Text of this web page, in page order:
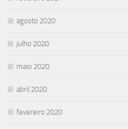
agosto 2020
julho 2020
maio 2020
abril 2020
fevereiro 2020